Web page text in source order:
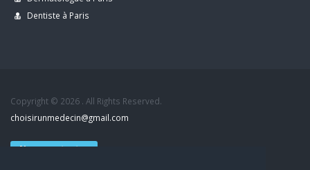
Dentiste à Paris
Copyright © 2026 . All Rights Reserved.
choisirunmedecin@gmail.com
Nous contacter